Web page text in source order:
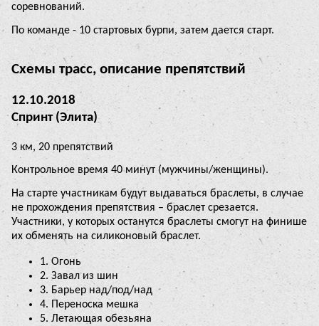
соревнований.
По команде - 10 стартовых бурпи, затем дается старт.
Схемы трасс, описание препятствий
12.10.2018
Спринт (Элита)
3 км, 20 препятствий
Контрольное время 40 минут (мужчины/женщины).
На старте участникам будут выдаваться браслеты, в случае
не прохождения препятствия – браслет срезается.
Участники, у которых останутся браслеты смогут на финише
их обменять на силиконовый браслет.
1. Огонь
2. Завал из шин
3. Барьер над/под/над
4. Переноска мешка
5. Летающая обезьяна